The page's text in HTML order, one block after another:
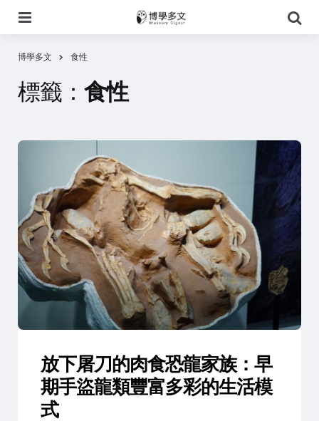
尋
博學多文 食性
標籤： 食性
放下屠刀的肉食恐龍家族：早
期手盜龍類豐富多彩的生活模
式